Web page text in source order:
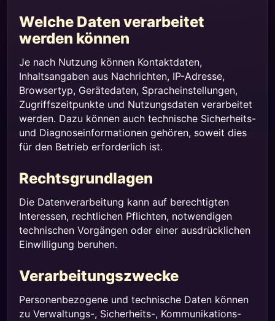
Welche Daten verarbeitet
werden können
Je nach Nutzung können Kontaktdaten,
Inhaltsangaben aus Nachrichten, IP-Adresse,
Browsertyp, Gerätedaten, Spracheinstellungen,
Zugriffszeitpunkte und Nutzungsdaten verarbeitet
werden. Dazu können auch technische Sicherheits-
und Diagnoseinformationen gehören, soweit dies
für den Betrieb erforderlich ist.
Rechtsgrundlagen
Die Datenverarbeitung kann auf berechtigten
Interessen, rechtlichen Pflichten, notwendigen
technischen Vorgängen oder einer ausdrücklichen
Einwilligung beruhen.
Verarbeitungszwecke
Personenbezogene und technische Daten können
zu Verwaltungs-, Sicherheits-, Kommunikations-